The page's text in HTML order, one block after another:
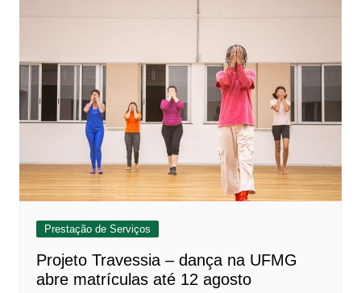
Prestação de Serviços
Projeto Travessia – dança na UFMG
abre matrículas até 12 agosto